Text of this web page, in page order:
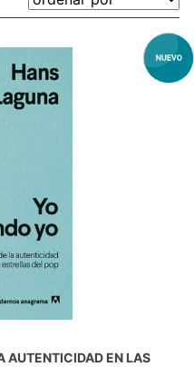
AUTENTICIDAD EN LAS